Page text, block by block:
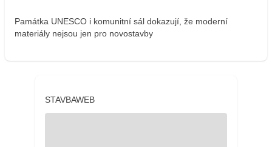
Památka UNESCO i komunitní sál dokazují, že moderní
materiály nejsou jen pro novostavby
STAVBAWEB